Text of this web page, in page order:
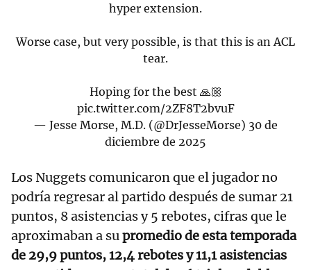
hyper extension.
Worse case, but very possible, is that this is an ACL
tear.
Hoping for the best 🙏🏼
pic.twitter.com/2ZF8T2bvuF
— Jesse Morse, M.D. (@DrJesseMorse) 30 de
diciembre de 2025
Los Nuggets comunicaron que el jugador no
podría regresar al partido después de sumar 21
puntos, 8 asistencias y 5 rebotes, cifras que le
aproximaban a supromedio de esta temporada
de 29,9 puntos, 12,4 rebotes y 11,1 asistencias